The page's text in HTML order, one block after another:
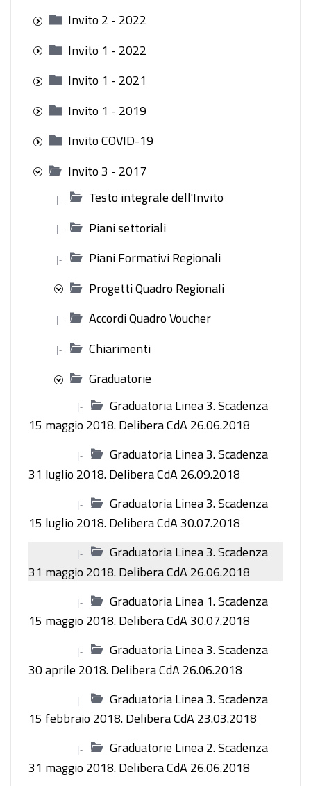
Invito 2 - 2022
Invito 1 - 2022
Invito 1 - 2021
Invito 1 - 2019
Invito COVID-19
Invito 3 - 2017
|- Testo integrale dell'Invito
|- Piani settoriali
|-
Piani Formativi Regionali
Progetti Quadro Regionali
|- Accordi Quadro Voucher
|-
Chiarimenti
Graduatorie
|-
Graduatoria Linea 3. Scadenza
15 maggio 2018. Delibera CdA 26.06.2018
|-
Graduatoria Linea 3. Scadenza
31 luglio 2018. Delibera CdA 26.09.2018
|-
Graduatoria Linea 3. Scadenza
15 luglio 2018. Delibera CdA 30.07.2018
|-
Graduatoria Linea 3. Scadenza
31 maggio 2018. Delibera CdA 26.06.2018
|-
Graduatoria Linea 1. Scadenza
15 maggio 2018. Delibera CdA 30.07.2018
|-
Graduatoria Linea 3. Scadenza
30 aprile 2018. Delibera CdA 26.06.2018
|-
Graduatoria Linea 3. Scadenza
15 febbraio 2018. Delibera CdA 23.03.2018
|-
Graduatorie Linea 2. Scadenza
31 maggio 2018. Delibera CdA 26.06.2018